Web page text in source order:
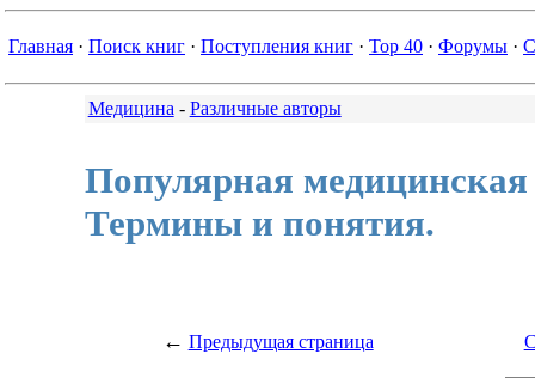
Главная · Поиск книг · Поступления книг · Top 40 · Форумы ·
Медицина - Различные авторы
Популярная
Термины и понятия.
← Предыдущая страница